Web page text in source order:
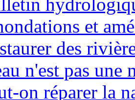
et
des
n'est pas une
on réparer la